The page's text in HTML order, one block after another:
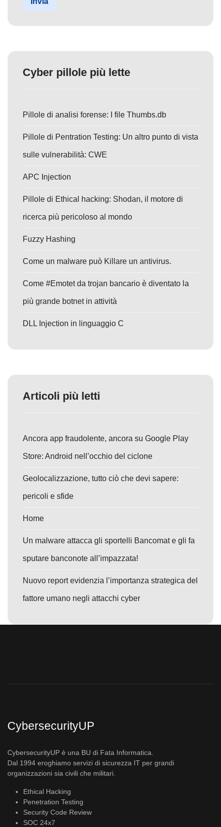
Cyber pillole più lette
Pillole di analisi forense: I file Thumbs.db
Pillole di Pentration Testing: Un altro punto di vista
sulle vulnerabilità: CWE
APC Injection
Pillole di Ethical hacking: Shodan, il motore di
ricerca più pericoloso al mondo
Fuzzy Hashing
Come un malware può Killare un antivirus.
Come #Emotet da trojan bancario è diventato la
più grande botnet in attività
DLL Injection in linguaggio C
Articoli più letti
Ancora app fraudolente, ancora su Google Play
Store: Android nell’occhio del ciclone
Geolocalizzazione, tutto ciò che devi sapere:
pericoli e sfide
Home
Un malware attacca gli sportelli Bancomat e gli fa
sputare banconote all’impazzata!
Nuovo report evidenzia l’importanza strategica del
fattore umano negli attacchi cyber
CybersecurityUP
CybersecurityUP è una BU di Fata Informatica.
Dal 1994 eroghiamo servizi di sicurezza IT per grandi
organizzazioni sia civili che militari.
Ethical Hacking
Penetration Testing
Security Code Review
SOC 24x7